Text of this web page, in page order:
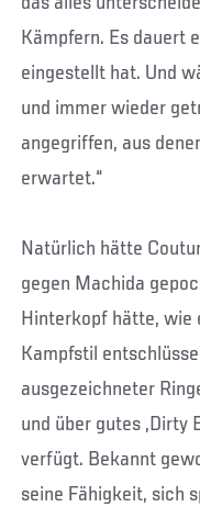
Kämpfern. Es dauert
eingestellt hat. Und
und immer wieder
angegriffen, aus
erwartet.“
Natürlich hätte
gegen Machida
Hinterkopf hätte, wie
Kampfstil
ausgezeichneter
und über gutes „Dirty
verfügt. Bekannt
seine Fähigkeit, sich